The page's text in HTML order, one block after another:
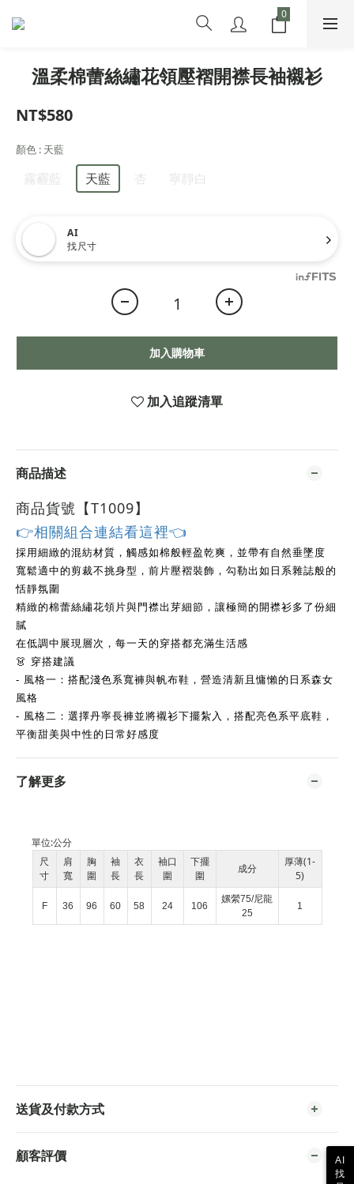
溫柔棉蕾絲繡花領壓褶開襟長袖襯衫
NT$580
顏色 : 天藍
霧霾藍 天藍 杏 寧靜白
AI
找尺寸
加入購物車
加入追蹤清單
商品描述
商品貨號【T1009】
👉相關組合連結看這裡👈
採用細緻的混紡材質，觸感如棉般輕盈乾爽，並帶有自然垂墜度
寬鬆適中的剪裁不挑身型，前片壓褶裝飾，勾勒出如日系雜誌般的
恬靜氛圍
精緻的棉蕾絲繡花領片與門襟出芽細節，讓極簡的開襟衫多了份細
膩
在低調中展現層次，每一天的穿搭都充滿生活感
👗 穿搭建議
- 風格一：搭配淺色系寬褲與帆布鞋，營造清新且慵懶的日系森女
風格
- 風格二：選擇丹寧長褲並將襯衫下擺紮入，搭配亮色系平底鞋，
平衡甜美與中性的日常好感度
了解更多
單位:公分
尺
寸
肩
寬
胸
圍
袖
長
衣
長
袖口
圍
下擺
圍
成分
厚薄(1-
5)
F 36 96 60 58 24 106
嫘縈75/尼龍
25
1
送貨及付款方式
顧客評價
AI
找